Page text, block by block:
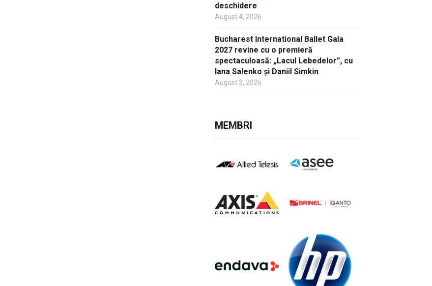
deschidere
August 4, 2026
Bucharest International Ballet Gala
2027 revine cu o premieră
spectaculoasă: „Lacul Lebedelor”, cu
Iana Salenko și Daniil Simkin
August 3, 2026
MEMBRI